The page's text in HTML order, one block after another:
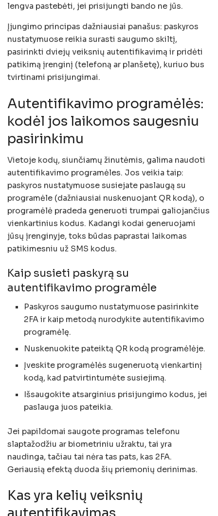
lengva pastebėti, jei prisijungti bando ne jūs.
Įjungimo principas dažniausiai panašus: paskyros
nustatymuose reikia surasti saugumo skiltį,
pasirinkti dviejų veiksnių autentifikavimą ir pridėti
patikimą įrenginį (telefoną ar planšetę), kuriuo bus
tvirtinami prisijungimai.
Autentifikavimo programėlės:
kodėl jos laikomos saugesniu
pasirinkimu
Vietoje kodų, siunčiamų žinutėmis, galima naudoti
autentifikavimo programėles. Jos veikia taip:
paskyros nustatymuose susiejate paslaugą su
programėle (dažniausiai nuskenuojant QR kodą), o
programėlė pradeda generuoti trumpai galiojančius
vienkartinius kodus. Kadangi kodai generuojami
jūsų įrenginyje, toks būdas paprastai laikomas
patikimesniu už SMS kodus.
Kaip susieti paskyrą su
autentifikavimo programėle
Paskyros saugumo nustatymuose pasirinkite
2FA ir kaip metodą nurodykite autentifikavimo
programėlę.
Nuskenuokite pateiktą QR kodą programėlėje.
Įveskite programėlės sugeneruotą vienkartinį
kodą, kad patvirtintumėte susiejimą.
Išsaugokite atsarginius prisijungimo kodus, jei
paslauga juos pateikia.
Jei papildomai saugote programas telefonu
slaptažodžiu ar biometriniu užraktu, tai yra
naudinga, tačiau tai nėra tas pats, kas 2FA.
Geriausią efektą duoda šių priemonių derinimas.
Kas yra kelių veiksnių